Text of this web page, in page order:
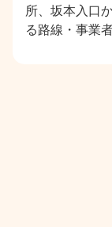
所、坂本入口
る路線・事業